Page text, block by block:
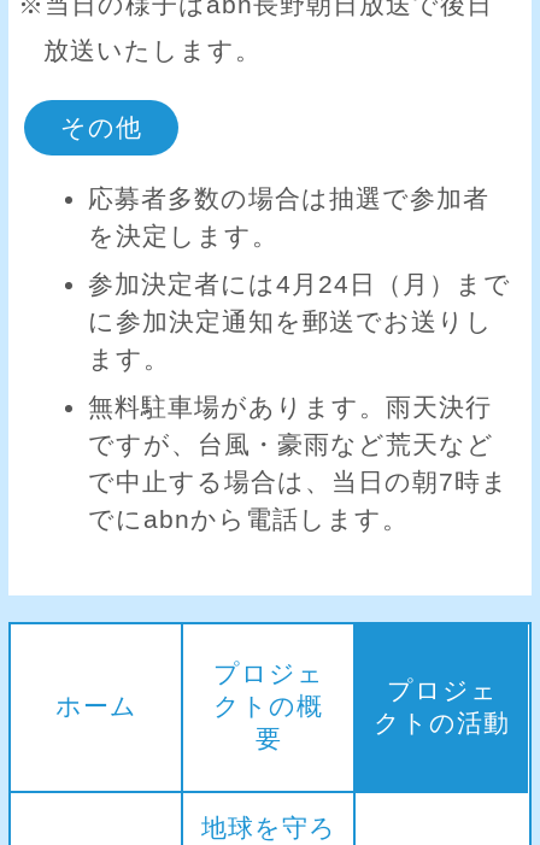
放送いたします。
その他
応募者多数の場合は抽選で参加者
を決定します。
参加決定者には4月24日（月）まで
に参加決定通知を郵送でお送りし
ます。
無料駐車場があります。雨天決行
ですが、台風・豪雨など荒天など
で中止する場合は、当日の朝7時ま
でにabnから電話します。
ホーム
プロジェ
クトの概
要
プロジェ
クトの活動
地球を守ろ